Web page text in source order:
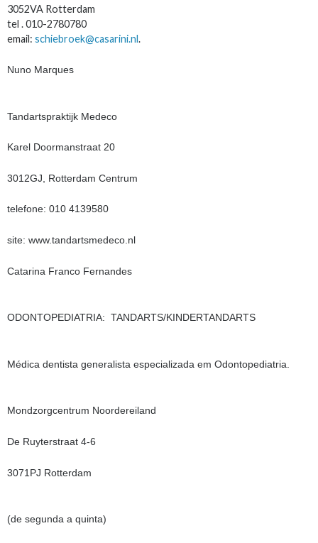
3052VA Rotterdam
tel . 010-2780780
email: schiebroek@casarini.nl .
Nuno Marques
Tandartspraktijk Medeco
Karel Doormanstraat 20
3012GJ, Rotterdam Centrum
telefone: 010 4139580
site: www.tandartsmedeco.nl
Catarina Franco Fernandes
ODONTOPEDIATRIA: TANDARTS/KINDERTANDARTS
Médica dentista generalista especializada em Odontopediatria.
Mondzorgcentrum Noordereiland
De Ruyterstraat 4-6
3071PJ Rotterdam
(de segunda a quinta)